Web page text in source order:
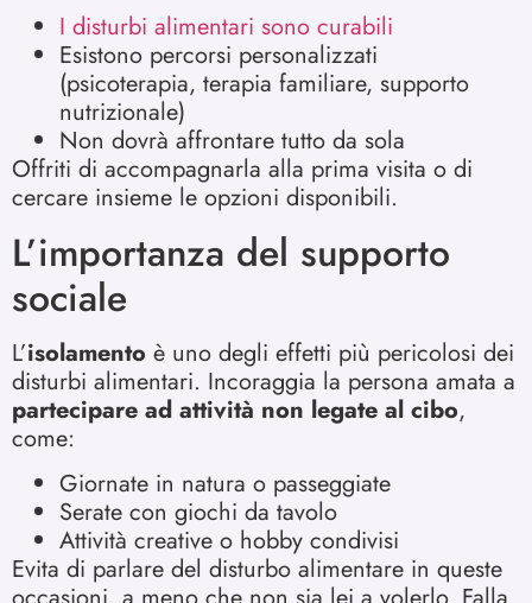
I disturbi alimentari sono curabili
Esistono percorsi personalizzati
(psicoterapia, terapia familiare, supporto
nutrizionale)
Non dovrà affrontare tutto da sola
Offriti di accompagnarla alla prima visita o di
cercare insieme le opzioni disponibili.
L’importanza del supporto
sociale
L’isolamento è uno degli effetti più pericolosi dei
disturbi alimentari. Incoraggia la persona amata a
partecipare ad attività non legate al cibo,
come:
Giornate in natura o passeggiate
Serate con giochi da tavolo
Attività creative o hobby condivisi
Evita di parlare del disturbo alimentare in queste